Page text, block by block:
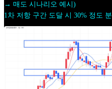
→ 매도 시나리오 예시)
1차 저항 구간 도달 시 30% 정도